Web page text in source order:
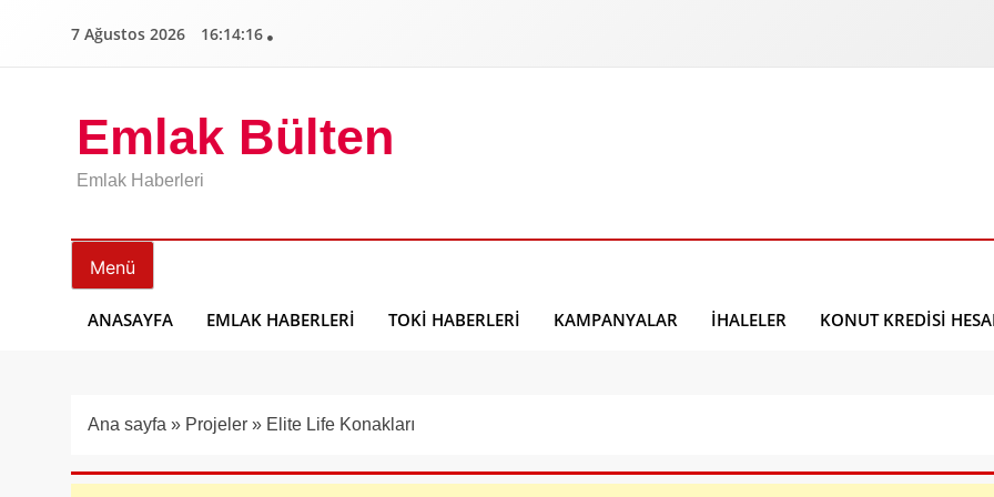
7 Ağustos 2026 16:14:17
Emlak Bülten
Emlak Haberleri
Menü
ANASAYFA EMLAK HABERLERI TOKI HABERLERI KAMPANYALAR İHALELER KONUT KREDISI
Ana sayfa » Projeler » Elite Life Konakları